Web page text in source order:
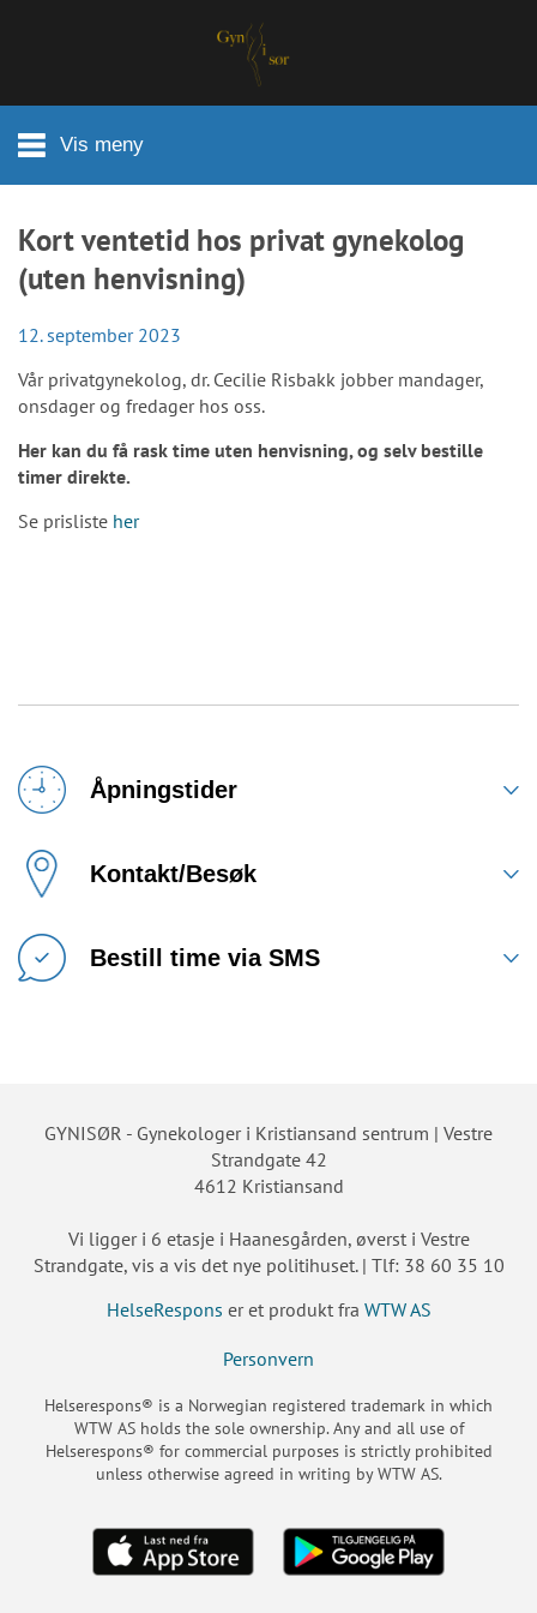
Vis meny
Åpningstider
Kontakt/Besøk
Bestill time via SMS
Kort ventetid hos privat gynekolog
(uten henvisning)
12. september 2023
Vår privatgynekolog, dr. Cecilie Risbakk jobber mandager,
onsdager og fredager hos oss.
Her kan du få rask time uten henvisning, og selv bestille
timer direkte.
Se prisliste her
GYNISØR - Gynekologer i Kristiansand sentrum | Vestre
Strandgate 42
4612 Kristiansand
Vi ligger i 6 etasje i Haanesgården, øverst i Vestre
Strandgate, vis a vis det nye politihuset. | Tlf: 38 60 35 10
HelseRespons er et produkt fra WTW AS
Personvern
Helserespons® is a Norwegian registered trademark in which
WTW AS holds the sole ownership. Any and all use of
Helserespons® for commercial purposes is strictly prohibited
unless otherwise agreed in writing by WTW AS.